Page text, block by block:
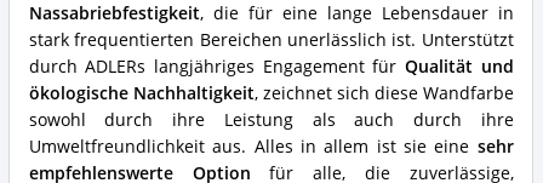
Nassabriebfestigkeit, die für eine lange Lebensdauer in
stark frequentierten Bereichen unerlässlich ist. Unterstützt
durch ADLERs langjähriges Engagement fürQualität und
ökologische Nachhaltigkeit, zeichnet sich diese Wandfarbe
sowohl durch ihre Leistung als auch durch ihre
Umweltfreundlichkeit aus. Alles in allem ist sie eine sehr
empfehlenswerte Option für alle, die zuverlässige,